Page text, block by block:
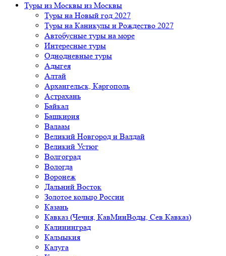
Туры из Москвы из Москвы
Туры на Новый год 2027
Туры на Каникулы и Рождество 2027
Автобусные туры на море
Интересные туры
Однодневные туры
Адыгея
Алтай
Архангельск, Каргополь
Астрахань
Байкал
Башкирия
Валаам
Великий Новгород и Валдай
Великий Устюг
Волгоград
Вологда
Воронеж
Дальний Восток
Золотое кольцо России
Казань
Кавказ (Чечня, КавМинВоды, Сев.Кавказ)
Калининград
Калмыкия
Калуга